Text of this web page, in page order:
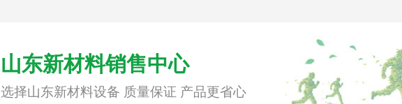
山东新材料销售中心
选择山东新材料设备 质量保证 产品更省心